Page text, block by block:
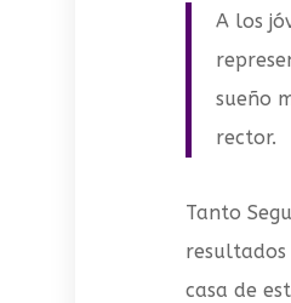
A los
sueño
rector.
Tanto
casa de